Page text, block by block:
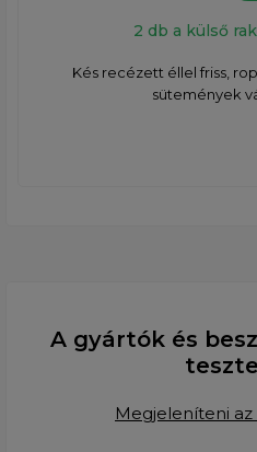
2 db a külső
Kés recézett éllel friss,
sütemények
A gyártók és
Megjeleníteni az